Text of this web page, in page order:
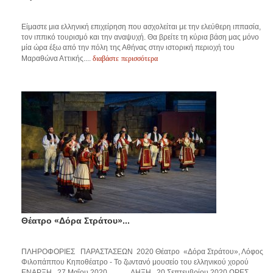
Είμαστε μια ελληνική επιχείρηση που ασχολείται με την ελεύθερη ιππασία,
τον ιππικό τουρισμό και την αναψυχή. Θα βρείτε τη κύρια βάση μας μόνο
μία ώρα έξω από την πόλη της Αθήνας στην ιστορική περιοχή του
Μαραθώνα Αττικής.... διαβάστε περισσότερα
Θέατρο «Δόρα Στράτου»...
ΠΛΗΡΟΦΟΡΙΕΣ ΠΑΡΑΣΤΑΣΕΩΝ 2020 Θέατρο «Δόρα Στράτου», Λόφος
Φιλοπάππου Κηποθέατρο - Το ζωντανό μουσείο του ελληνικού χορού